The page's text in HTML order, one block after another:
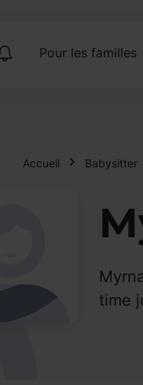
Pour les familles
Accueil Babysitter
time